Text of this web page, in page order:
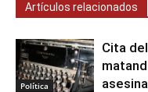
Artículos relacionados
Política
Cita